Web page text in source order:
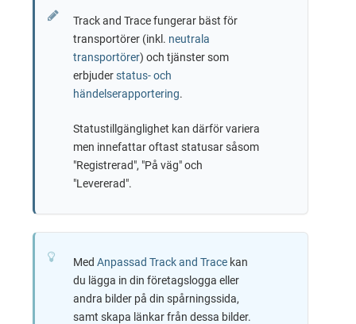
Track and Trace fungerar bäst för
transportörer (inkl. neutrala
transportörer) och tjänster som
erbjuderstatus- och
händelserapportering.
Statustillgänglighet kan därför variera
men innefattar oftast statusar såsom
"Registrerad", "På väg" och
"Levererad".
Med Anpassad Track and Trace kan
du lägga in din företagslogga eller
andra bilder på din spårningssida,
samt skapa länkar från dessa bilder.